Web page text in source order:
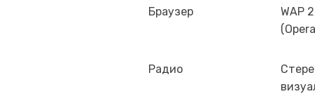
Браузер
WAP
Радио